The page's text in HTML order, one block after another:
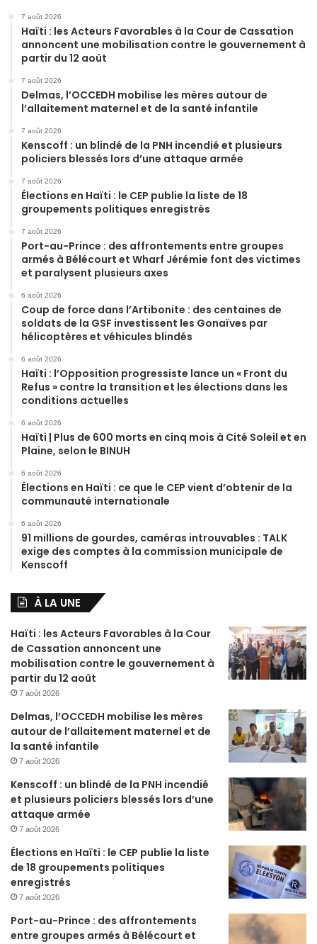
7 août 2026
Haïti : les Acteurs Favorables à la Cour de Cassation
annoncent une mobilisation contre le gouvernement à
partir du 12 août
7 août 2026
Delmas, l’OCCEDH mobilise les mères autour de
l’allaitement maternel et de la santé infantile
7 août 2026
Kenscoff : un blindé de la PNH incendié et plusieurs
policiers blessés lors d’une attaque armée
7 août 2026
Élections en Haïti : le CEP publie la liste de 18
groupements politiques enregistrés
7 août 2026
Port-au-Prince : des affrontements entre groupes
armés à Bélécourt et Wharf Jérémie font des victimes
et paralysent plusieurs axes
6 août 2026
Coup de force dans l’Artibonite : des centaines de
soldats de la GSF investissent les Gonaïves par
hélicoptères et véhicules blindés
6 août 2026
Haïti : l’Opposition progressiste lance un « Front du
Refus » contre la transition et les élections dans les
conditions actuelles
6 août 2026
Haïti | Plus de 600 morts en cinq mois à Cité Soleil et en
Plaine, selon le BINUH
6 août 2026
Élections en Haïti : ce que le CEP vient d’obtenir de la
communauté internationale
6 août 2026
91 millions de gourdes, caméras introuvables : TALK
exige des comptes à la commission municipale de
Kenscoff
À LA UNE
Haïti : les Acteurs Favorables à la Cour
de Cassation annoncent une
mobilisation contre le gouvernement à
partir du 12 août
7 août 2026
Delmas, l’OCCEDH mobilise les mères
autour de l’allaitement maternel et de
la santé infantile
7 août 2026
Kenscoff : un blindé de la PNH incendié
et plusieurs policiers blessés lors d’une
attaque armée
7 août 2026
Élections en Haïti : le CEP publie la liste
de 18 groupements politiques
enregistrés
7 août 2026
Port-au-Prince : des affrontements
entre groupes armés à Bélécourt et